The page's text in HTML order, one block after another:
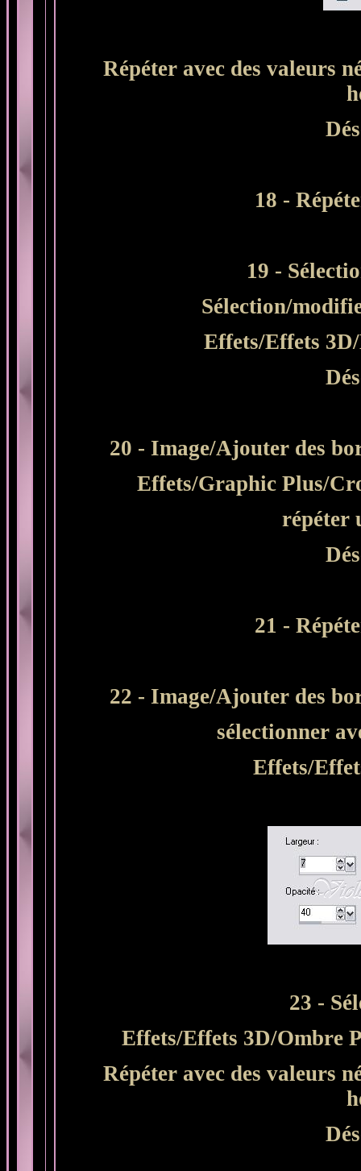
Répéter avec des valeurs
18 -
19 -
Sélection/
Effets/Effets
20 - Image/Ajouter des
Effets/Graphic Plus/
répéter
21 -
22 - Image/Ajouter des
sélectionner
Effets/
23 -
Effets/Effets 3D/Ombre
Répéter avec des valeurs